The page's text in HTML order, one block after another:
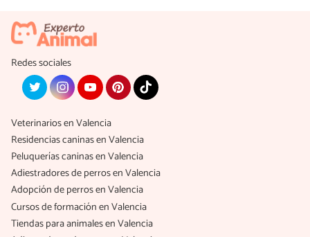
Redes sociales
Veterinarios en Valencia
Residencias caninas en Valencia
Peluquerías caninas en Valencia
Adiestradores de perros en Valencia
Adopción de perros en Valencia
Cursos de formación en Valencia
Tiendas para animales en Valencia